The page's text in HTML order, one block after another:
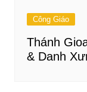
Công Giáo
Thánh
& Danh